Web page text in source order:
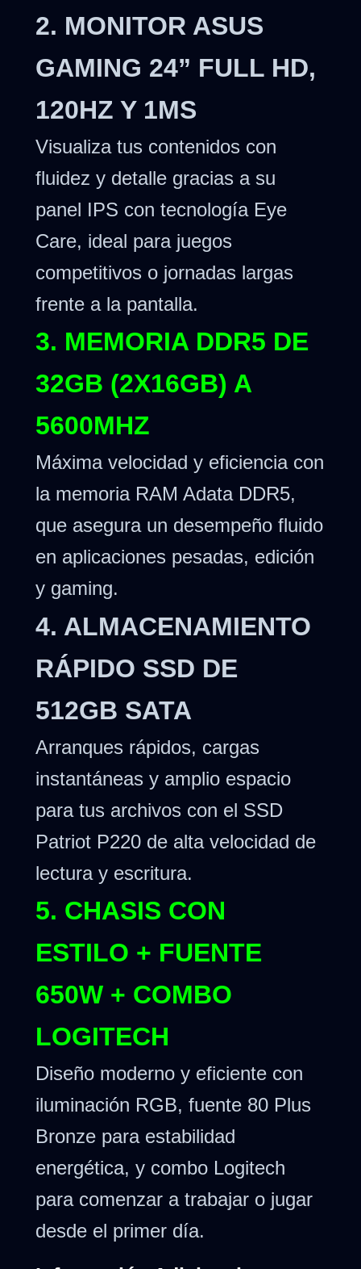
2. MONITOR ASUS
GAMING 24” FULL HD,
120HZ Y 1MS
Visualiza tus contenidos con
fluidez y detalle gracias a su
panel IPS con tecnología Eye
Care, ideal para juegos
competitivos o jornadas largas
frente a la pantalla.
3. MEMORIA DDR5 DE
32GB (2X16GB) A
5600MHZ
Máxima velocidad y eficiencia con
la memoria RAM Adata DDR5,
que asegura un desempeño fluido
en aplicaciones pesadas, edición
y gaming.
4. ALMACENAMIENTO
RÁPIDO SSD DE
512GB SATA
Arranques rápidos, cargas
instantáneas y amplio espacio
para tus archivos con el SSD
Patriot P220 de alta velocidad de
lectura y escritura.
5. CHASIS CON
ESTILO + FUENTE
650W + COMBO
LOGITECH
Diseño moderno y eficiente con
iluminación RGB, fuente 80 Plus
Bronze para estabilidad
energética, y combo Logitech
para comenzar a trabajar o jugar
desde el primer día.